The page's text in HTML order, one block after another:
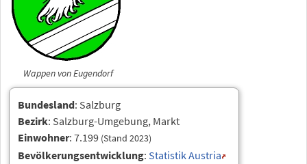
Wappen von Eugendorf
Bundesland: Salzburg
Bezirk: Salzburg-Umgebung, Markt
Einwohner: 7.199 (Stand 2023)
Bevölkerungsentwicklung: Statistik Austria